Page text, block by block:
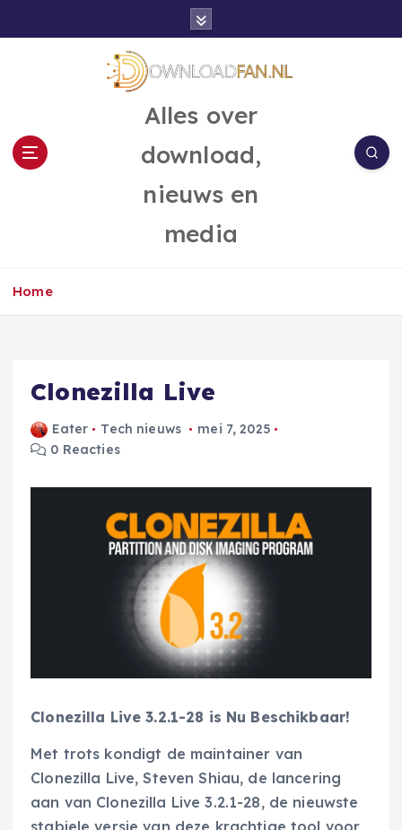
Alles over
download,
nieuws en
media
Home
Clonezilla Live
Eater Tech nieuws
mei 7, 2025
0 Reacties
Clonezilla Live 3.2.1-28 is Nu Beschikbaar!
Met trots kondigt de maintainer van
Clonezilla Live, Steven Shiau, de lancering
aan van Clonezilla Live 3.2.1-28, de nieuwste